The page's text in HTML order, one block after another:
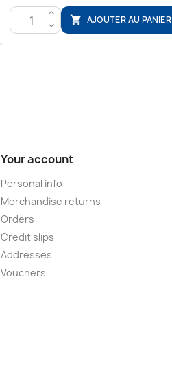
>
<
 AJOUTER AU PANIER
Your account
Personal info
Merchandise returns
Orders
Credit slips
Addresses
Vouchers